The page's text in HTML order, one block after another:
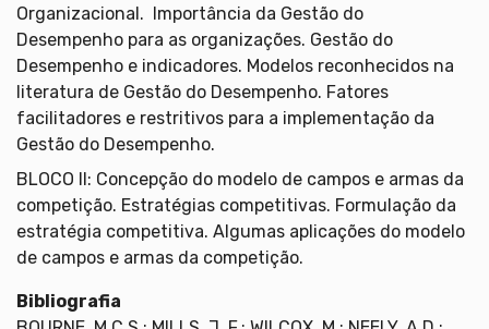
Organizacional. Importância da Gestão do
Desempenho para as organizações. Gestão do
Desempenho e indicadores. Modelos reconhecidos na
literatura de Gestão do Desempenho. Fatores
facilitadores e restritivos para a implementação da
Gestão do Desempenho.
BLOCO II: Concepção do modelo de campos e armas da
competição. Estratégias competitivas. Formulação da
estratégia competitiva. Algumas aplicações do modelo
de campos e armas da competição.
Bibliografia